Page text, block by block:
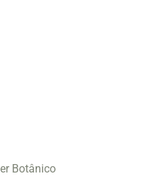
Botânico